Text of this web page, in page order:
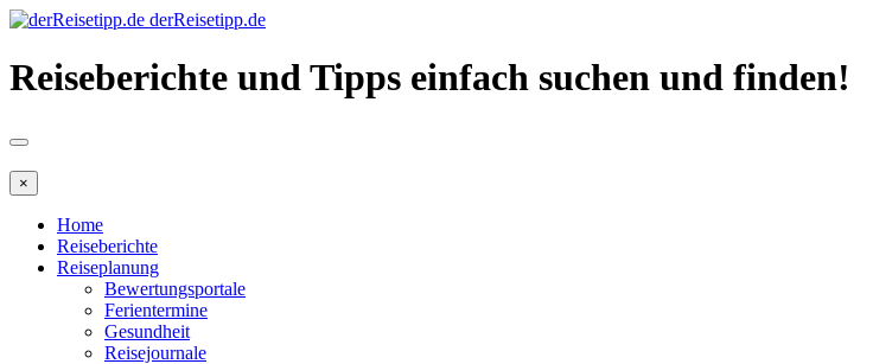
derReisetipp.de
Reiseberichte und Tipps einfach suchen und finden!
×
Home
Reiseberichte
Reiseplanung
Bewertungsportale
Ferientermine
Gesundheit
Reisejournale